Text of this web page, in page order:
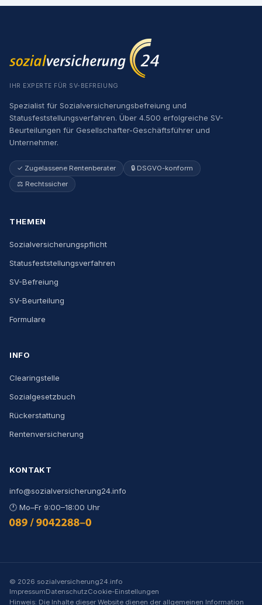
IHR EXPERTE FÜR SV-BEFREIUNG
Spezialist für Sozialversicherungsbefreiung und
Statusfeststellungsverfahren. Über 4.500 erfolgreiche SV-
Beurteilungen für Gesellschafter-Geschäftsführer und
Unternehmer.
✓ Zugelassene Rentenberater
🔒 DSGVO-konform
⚖️ Rechtssicher
THEMEN
Sozialversicherungspflicht
Statusfeststellungsverfahren
SV-Befreiung
SV-Beurteilung
Formulare
INFO
Clearingstelle
Sozialgesetzbuch
Rückerstattung
Rentenversicherung
KONTAKT
info@sozialversicherung24.info
🕐 Mo–Fr 9:00–18:00 Uhr
© 2026 sozialversicherung24.info
ImpressumDatenschutzCookie-Einstellungen
Hinweis: Die Inhalte dieser Website dienen der allgemeinen Information